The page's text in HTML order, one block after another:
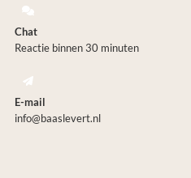
Chat
Reactie binnen 30 minuten
E-mail
info@baaslevert.nl